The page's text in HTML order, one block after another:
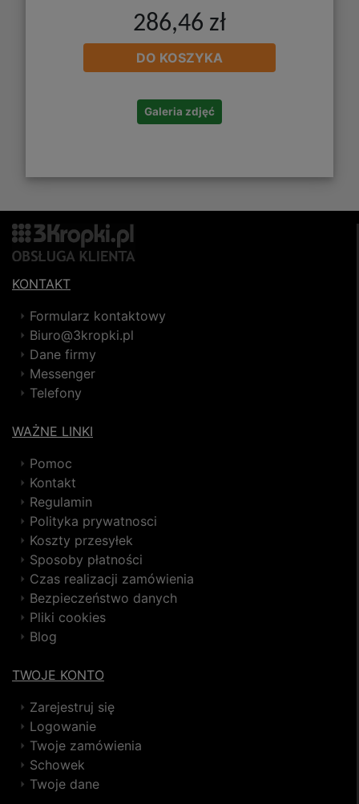
286,46 zł
DO KOSZYKA
Galeria zdjęć
KONTAKT
Formularz kontaktowy
Biuro@3kropki.pl
Dane firmy
Messenger
Telefony
WAŻNE LINKI
Pomoc
Kontakt
Regulamin
Polityka prywatnosci
Koszty przesyłek
Sposoby płatności
Czas realizacji zamówienia
Bezpieczeństwo danych
Pliki cookies
Blog
TWOJE KONTO
Zarejestruj się
Logowanie
Twoje zamówienia
Schowek
Twoje dane